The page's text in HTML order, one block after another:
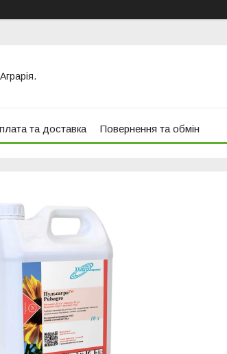
та доставка Повернення та обмін